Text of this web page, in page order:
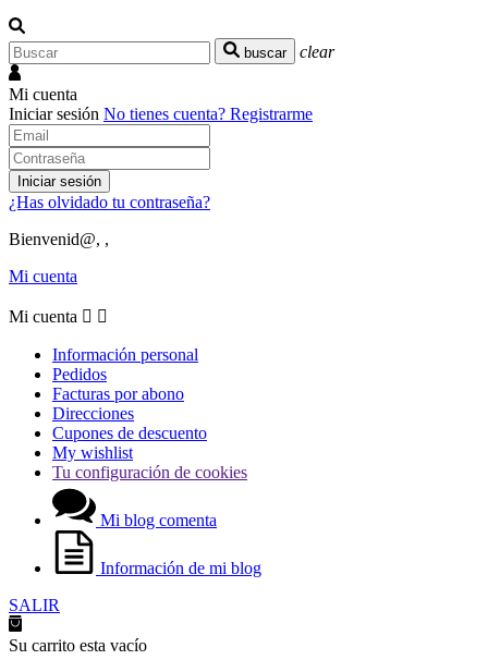
buscar clear
Mi cuenta
Iniciar sesión No tienes cuenta? Registrarme
Iniciar sesión
¿Has olvidado tu contraseña?
Bienvenid@, ,
Mi cuenta
Mi cuenta  
Información personal
Pedidos
Facturas por abono
Direcciones
Cupones de descuento
My wishlist
Tu configuración de cookies
Mi blog comenta
Información de mi blog
SALIR
Su carrito esta vacío